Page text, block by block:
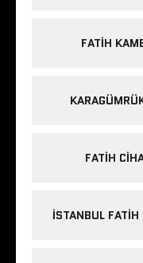
FATIH
FATIH
İSTANBUL